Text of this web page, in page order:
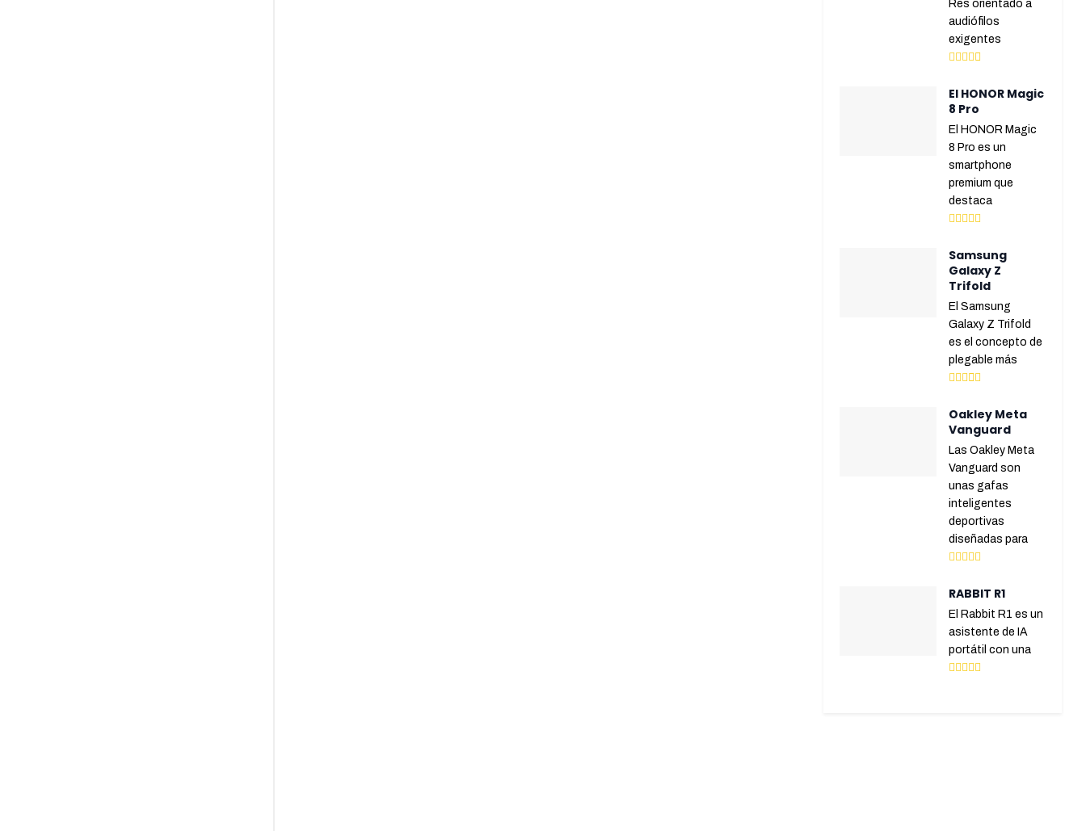
Res orientado a
audiófilos
exigentes
El HONOR Magic
8 Pro
El HONOR Magic
8 Pro es un
smartphone
premium que
destaca
Samsung
Galaxy Z
Trifold
El Samsung
Galaxy Z Trifold
es el concepto de
plegable más
Oakley Meta
Vanguard
Las Oakley Meta
Vanguard son
unas gafas
inteligentes
deportivas
diseñadas para
RABBIT R1
El Rabbit R1 es un
asistente de IA
portátil con una